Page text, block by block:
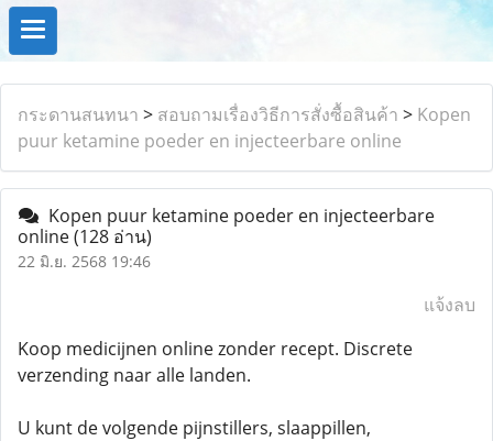
กระดานสนทนา > สอบถามเรื่องวิธีการสั่งซื้อสินค้า > Kopen
puur ketamine poeder en injecteerbare online
Kopen puur ketamine poeder en injecteerbare
online(128 อ่าน)
22 มิ.ย. 2568 19:46
แจ้งลบ
Koop medicijnen online zonder recept. Discrete
verzending naar alle landen.
U kunt de volgende pijnstillers, slaappillen,